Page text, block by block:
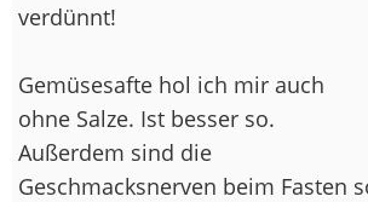
verdünnt!
Gemüsesafte hol ich mir auch
ohne Salze. Ist besser so.
Außerdem sind die
Geschmacksnerven beim Fasten